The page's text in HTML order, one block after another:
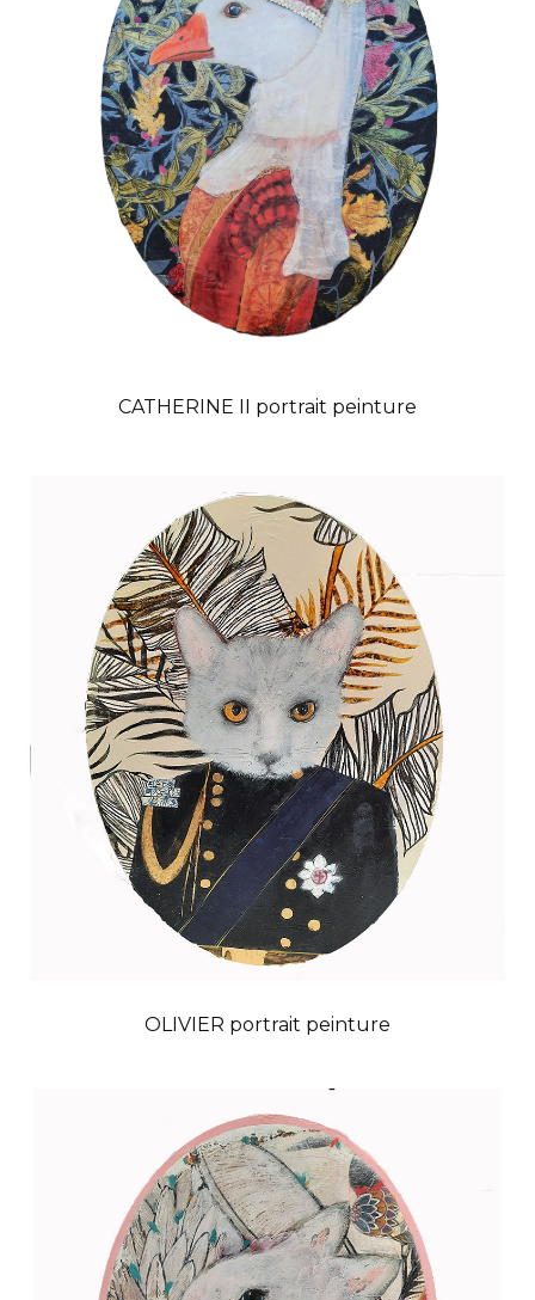
CATHERINE II portrait peinture
OLIVIER portrait peinture